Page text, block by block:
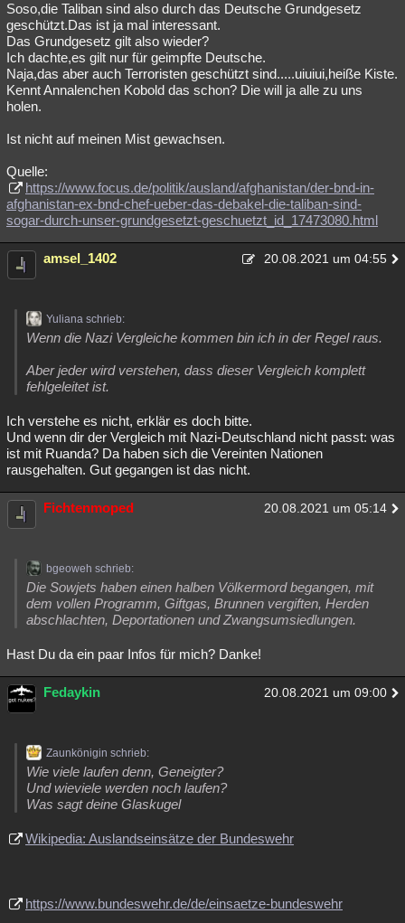
Soso,die Taliban sind also durch das Deutsche Grundgesetz
geschützt.Das ist ja mal interessant.
Das Grundgesetz gilt also wieder?
Ich dachte,es gilt nur für geimpfte Deutsche.
Naja,das aber auch Terroristen geschützt sind.....uiuiui,heiße Kiste.
Kennt Annalenchen Kobold das schon? Die will ja alle zu uns
holen.
Ist nicht auf meinen Mist gewachsen.
Quelle:
https://www.focus.de/politik/ausland/afghanistan/der-bnd-in-
afghanistan-ex-bnd-chef-ueber-das-debakel-die-taliban-sind-
sogar-durch-unser-grundgesetzt-geschuetzt_id_17473080.html
amsel_1402 20.08.2021 um 04:55
Yuliana schrieb:
Wenn die Nazi Vergleiche kommen bin ich in der Regel raus.
Aber jeder wird verstehen, dass dieser Vergleich komplett
fehlgeleitet ist.
Ich verstehe es nicht, erklär es doch bitte.
Und wenn dir der Vergleich mit Nazi-Deutschland nicht passt: was
ist mit Ruanda? Da haben sich die Vereinten Nationen
rausgehalten. Gut gegangen ist das nicht.
Fichtenmoped 20.08.2021 um 05:14
bgeoweh schrieb:
Die Sowjets haben einen halben Völkermord begangen, mit
dem vollen Programm, Giftgas, Brunnen vergiften, Herden
abschlachten, Deportationen und Zwangsumsiedlungen.
Hast Du da ein paar Infos für mich? Danke!
Fedaykin 20.08.2021 um 09:00
Zaunkönigin schrieb:
Wie viele laufen denn, Geneigter?
Und wieviele werden noch laufen?
Was sagt deine Glaskugel
Wikipedia: Auslandseinsätze der Bundeswehr
https://www.bundeswehr.de/de/einsaetze-bundeswehr